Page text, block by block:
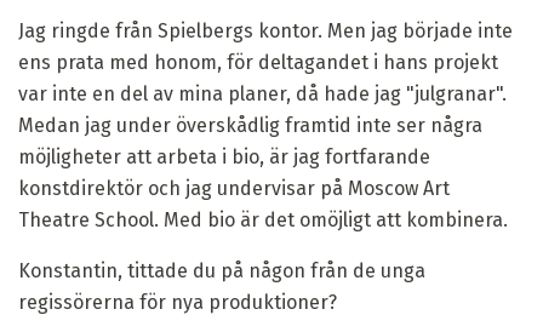
Jag ringde från Spielbergs kontor. Men jag började inte
ens prata med honom, för deltagandet i hans projekt
var inte en del av mina planer, då hade jag "julgranar".
Medan jag under överskådlig framtid inte ser några
möjligheter att arbeta i bio, är jag fortfarande
konstdirektör och jag undervisar på Moscow Art
Theatre School. Med bio är det omöjligt att kombinera.
Konstantin, tittade du på någon från de unga
regissörerna för nya produktioner?